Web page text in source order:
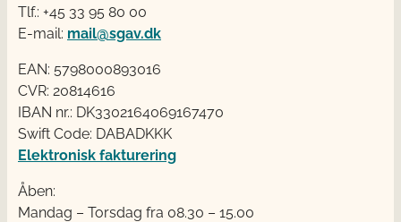
Tlf.: +45 33 95 80 00
E-mail: mail@sgav.dk
EAN: 5798000893016
CVR: 20814616
IBAN nr.: DK3302164069167470
Swift Code: DABADKKK
Elektronisk fakturering
Åben:
Mandag – Torsdag fra 08.30 – 15.00